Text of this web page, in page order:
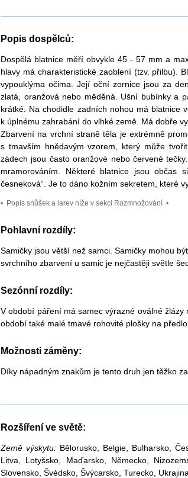
Popis dospělců:
Dospělá blatnice měří obvykle 45 - 57 mm a
hlavy má charakteristické zaoblení (tzv. přilbu).
vypouklýma očima. Její oční zornice jsou za
zlatá, oranžová nebo měděná. Ušní bubínky a
krátké. Na chodidle zadních nohou má blatnice
k úplnému zahrabání do vlhké země. Má dobře
Zbarvení na vrchní straně těla je extrémně
s tmavším hnědavým vzorem, který může
zádech jsou často oranžové nebo červené
mramorováním. Některé blatnice jsou
česneková“. Je to dáno kožním sekretem, které
• Popis snůšek a larev níže v sekci Rozmnožování •
Pohlavní rozdíly:
Samičky jsou větší než samci. Samičky mohou
svrchního zbarvení u samic je nejčastěji světle
Sezónní rozdíly:
V období páření má samec výrazné oválné
období také malé tmavé rohovité plošky na
Možnosti záměny:
Díky nápadným znakům je tento druh jen těžko
Rozšíření ve světě:
Země výskytu: Bělorusko, Belgie, Bulharsko,
Litva, Lotyšsko, Maďarsko, Německo,
Slovensko, Švédsko, Švýcarsko, Turecko, Ukrajina.